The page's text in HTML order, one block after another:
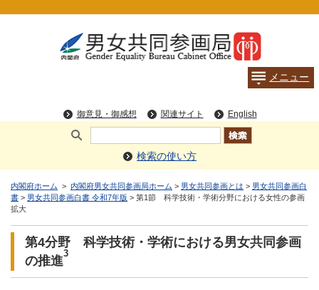
検索の使い方
内閣府ホーム > 内閣府男女共同参画局ホーム > 男女共同参画とは > 男女共同参画白
書 > 男女共同参画白書 令和7年版 > 第1節 科学技術・学術分野における女性の参画
拡大
第4分野 科学技術・学術における男女共同参画
の推進
3